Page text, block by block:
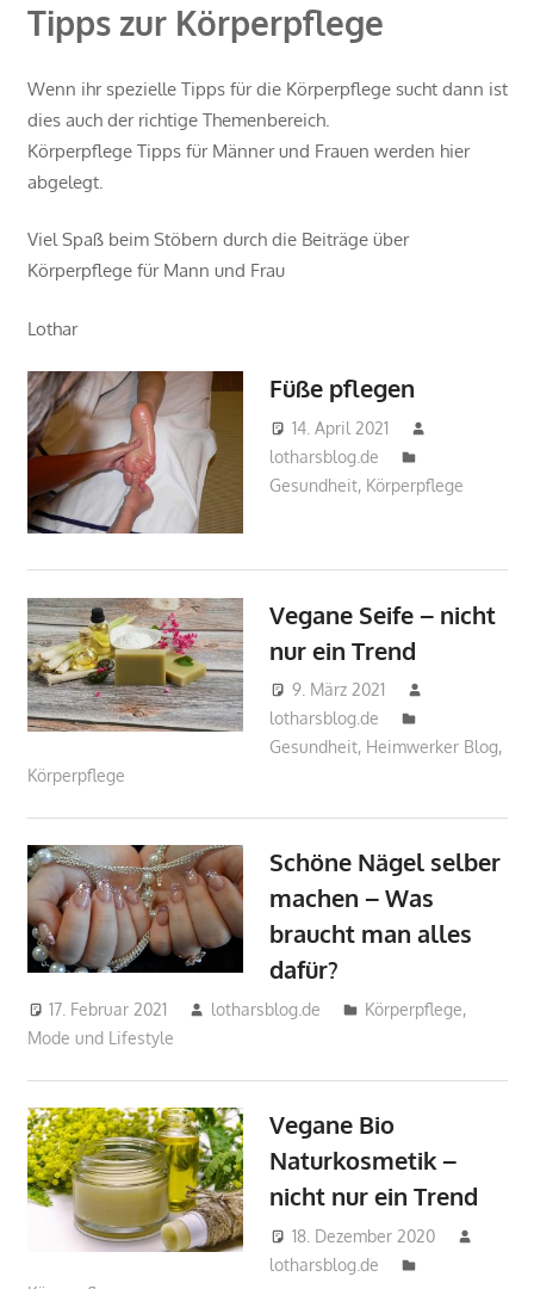
Tipps zur Körperpflege
Wenn ihr spezielle Tipps für die Körperpflege sucht dann ist
dies auch der richtige Themenbereich.
Körperpflege Tipps für Männer und Frauen werden hier
abgelegt.
Viel Spaß beim Stöbern durch die Beiträge über
Körperpflege für Mann und Frau
Lothar
Füße pflegen
14. April 2021
lotharsblog.de
Gesundheit, Körperpflege
Vegane Seife – nicht
nur ein Trend
9. März 2021
lotharsblog.de
Gesundheit, Heimwerker Blog,
Körperpflege
Schöne Nägel selber
machen – Was
braucht man alles
dafür?
17. Februar 2021 lotharsblog.de Körperpflege,
Mode und Lifestyle
Vegane Bio
Naturkosmetik –
nicht nur ein Trend
18. Dezember 2020
lotharsblog.de